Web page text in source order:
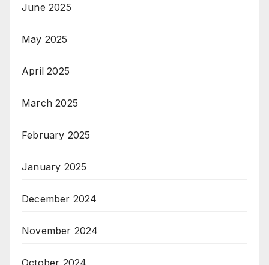
June 2025
May 2025
April 2025
March 2025
February 2025
January 2025
December 2024
November 2024
October 2024